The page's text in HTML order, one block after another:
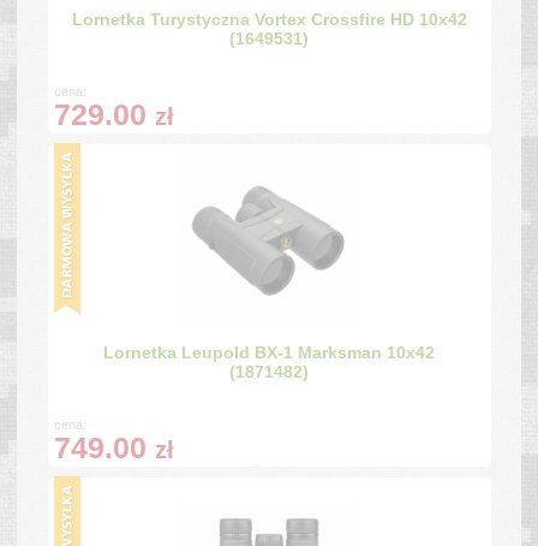
Lornetka Turystyczna Vortex Crossfire HD 10x42
(1649531)
cena:
729.00 zł
Lornetka Leupold BX-1 Marksman 10x42
(1871482)
cena:
749.00 zł